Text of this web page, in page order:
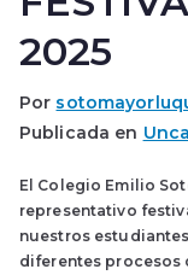
2025
Por
Publicada en
El Colegio Emilio
representativo
nuestros
diferentes